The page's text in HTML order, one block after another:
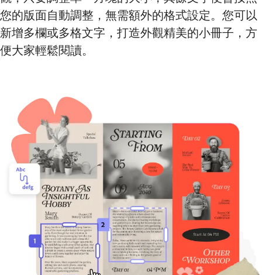
您的版面自動調整，無需額外的格式設定。您可以
新增多欄或多格文字，打造外觀精美的小冊子，方
便大家輕鬆閱讀。